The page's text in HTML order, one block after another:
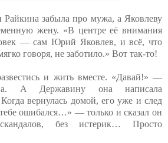
Райкина забыла про мужа, а Яковлеву
жену. «В центре её внимания
— сам Юрий Яковлев, и всё, что
говоря, не заботило.» Вот так-то!
и жить вместе. «Давай!» —
А Державину она написала
вернулась домой, его уже и след
ошибался…» — только и сказал он
без истерик… Просто